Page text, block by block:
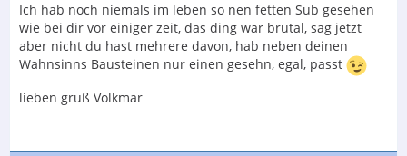
Ich hab noch niemals im leben so nen fetten Sub gesehen
wie bei dir vor einiger zeit, das ding war brutal, sag jetzt
aber nicht du hast mehrere davon, hab neben deinen
Wahnsinns Bausteinen nur einen gesehn, egal, passt
lieben gruß Volkmar